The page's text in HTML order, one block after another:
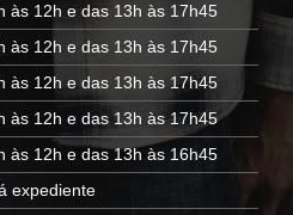
às 12h e das 13h às 17h45
às 12h e das 13h às 17h45
às 12h e das 13h às 17h45
às 12h e das 13h às 17h45
às 12h e das 13h às 16h45
expediente